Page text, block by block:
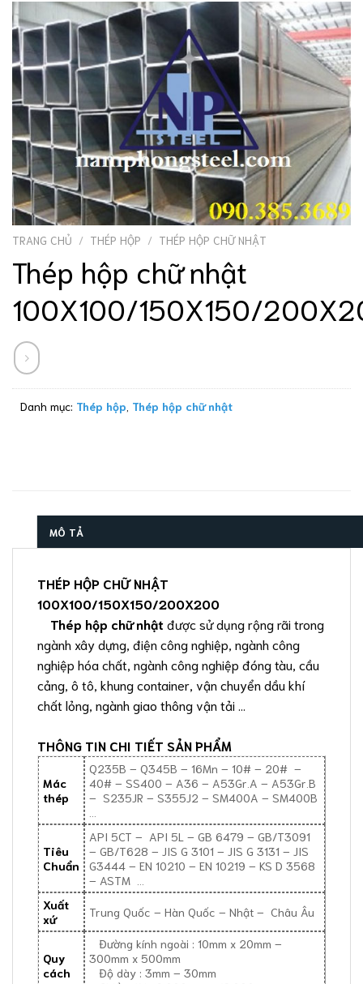
TRANG CHỦ / THÉP HỘP / THÉP HỘP CHỮ NHẬT
Thép hộp chữ nhật
100X100/150X150/
Danh mục: Thép hộp Thép hộp chữ nhật
MÔ TẢ
THÉP HỘP CHỮ NHẬT
100X100/150X150/200X200
Thép hộp chữ nhậtđược sử dụng rộng rãi trong
ngành xây dựng, điện công nghiệp, ngành công
nghiệp hóa chất, ngành công nghiệp đóng tàu, cầu
cảng, ô tô, khung container, vận chuyển dầu khí
chất lỏng, ngành giao thông vận tải …
THÔNG TIN CHI TIẾT SẢN PHẨM
Mác
thép
Q235B – Q345B – 16Mn – 10# – 20# –
40# – SS400 – A36 – A53Gr.A – A53Gr.B
– S235JR – S355J2 – SM400A – SM400B
Tiêu
Chuẩn
API 5CT – API 5L – GB 6479 – GB/T3091
– GB/T628 – JIS G 3101 – JIS G 3131 – JIS
G3444 – EN 10210 – EN 10219 – KS D 3568
– ASTM …
Xuất
xứ
Trung Quốc – Hàn Quốc – Nhật – Châu Âu
Quy
cách
Đường kính ngoài : 10mm x 20mm –
300mm x 500mm
Độ dày : 3mm – 30mm